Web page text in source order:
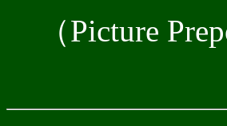
（Picture